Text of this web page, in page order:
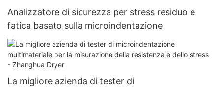
Analizzatore di sicurezza per stress residuo e
fatica basato sulla microindentazione
La migliore azienda di tester di